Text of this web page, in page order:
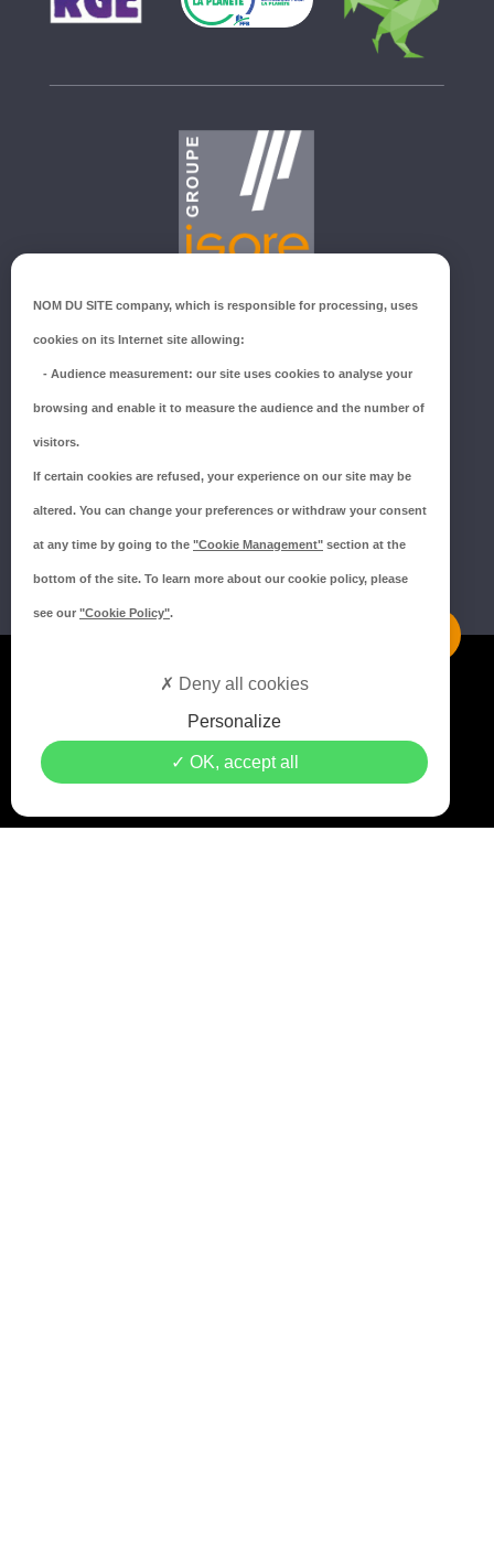
ZI du Millenium
53940 SAINT-BERTHEVIN
Tél.:02 43 66 96 51
Politique de confidentialité
Politique de cookies
Crédits MEDIAPILOTE
NOM DU SITE company, which is responsible for processing, uses
cookies on its Internet site allowing:
- Audience measurement: our site uses cookies to analyse your
browsing and enable it to measure the audience and the number of
visitors.
If certain cookies are refused, your experience on our site may be
altered. You can change your preferences or withdraw your consent
at any time by going to the "Cookie Management" section at the
bottom of the site. To learn more about our cookie policy, please
see our "Cookie Policy".
OK, accept all
Personalize
Deny all cookies